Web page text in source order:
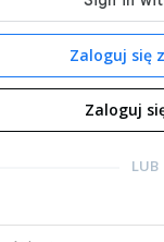
Zaloguj się
Zaloguj
LUB